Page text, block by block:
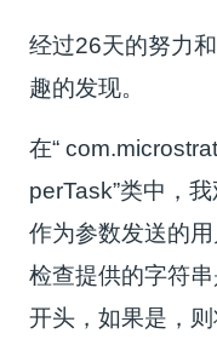
经过26天的努力
趣的发现。
在“
perTask”类中，
作为参数发送的
检查提供的字符
开头，如果是，则